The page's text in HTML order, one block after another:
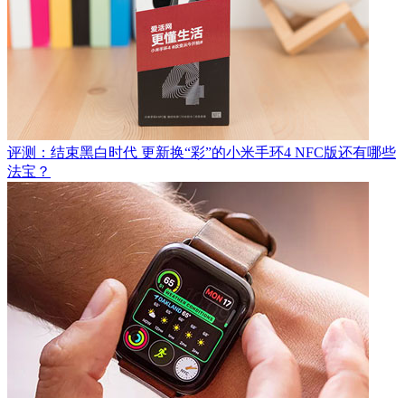
评测：结束黑白时代 更新换“彩”的小米手环4 NFC版还有哪些
法宝？